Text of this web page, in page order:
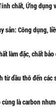
chất, Ứng dụng
sản: Công dụng,
làm đặc, chất bảo
từ dầu thô đến các
là carbon